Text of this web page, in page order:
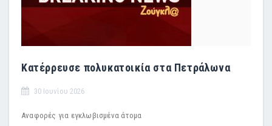
Κατέρρευσε πολυκατοικία στα Πετράλωνα
30 Ιουνίου 2026
Αναφορές για εγκλωβισμένα άτομα